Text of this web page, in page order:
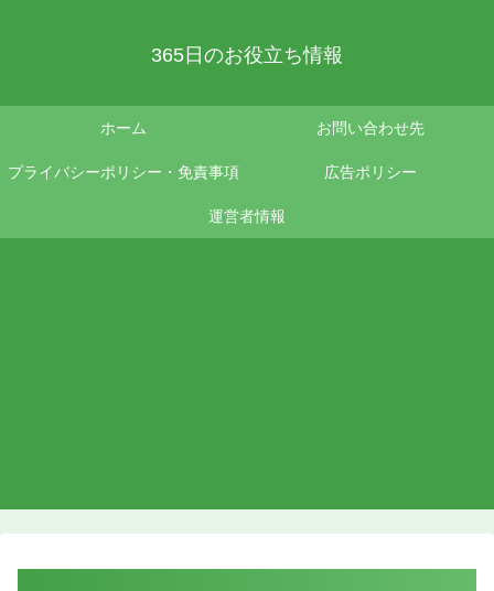
365日のお役立ち情報
ホーム お問い合わせ先
プライバシーポリシー・免責事項 広告ポリシー
運営者情報